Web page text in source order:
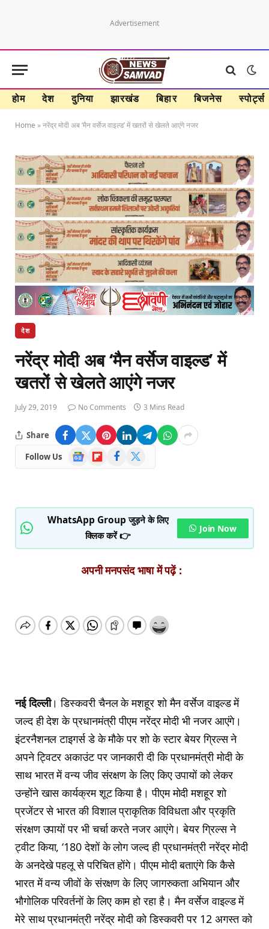
Advertisement
होम देश दुनिया झारखंड बिहार बिजनेस स्पोर्ट्स
Home »नरेंद्र मोदी अब ‘मैन वर्सेज वाइल्ड’ में खतरों से खेलते आएंगे नजर
देश
नरेंद्र मोदी अब ‘मैन वर्सेज वाइल्ड’ में
खतरों से खेलते आएंगे नजर
July 29, 2019 No Comments 3 Mins Read
Share
Follow Us
Google
News
FlipboardFacebook
WhatsApp Group जुड़ने के लिए
क्लिक करें 👉
Join Now
अपनी मनपसंद भाषा में पढ़ें :
नई दिल्ली। डिस्कवरी चैनल के मशहूर शो मैन वर्सेज वाइल्ड में
जल्द ही देश के प्रधानमंत्री पीएम नरेंद्र मोदी भी नजर आएंगे।
इंटरनैशनल टाइगर्स डे के मौके पर शो के स्टार बेयर ग्रिल्स ने
अपने ट्विटर अकाउंट पर जानकारी दी कि प्रधानमंत्री मोदी के
साथ भारत में वन्य जीव संरक्षण के लिए किए उपायों को लेकर
उन्होंने खास कार्यक्रम शूट किया है। पीएम मोदी मशहूर शो
प्रजेंटर से भारत की विशाल प्राकृतिक विविधता और प्रकृति
संरक्षण उपायों पर भी चर्चा करते नजर आएंगे। बेयर ग्रिल्स ने
ट्वीट किया, ‘180 देशों के लोग जल्द ही प्रधानमंत्री नरेंद्र मोदी
के अनदेखे पहलू से परिचित होंगे। पीएम मोदी बताएंगे कि कैसे
भारत में वन्य जीवों के संरक्षण के लिए जागरुकता अभियान और
भौगोलिक परिवर्तनों के लिए काम हो रहा है। मैन वर्सेज वाइल्ड में
मेरे साथ प्रधानमंत्री नरेंद्र मोदी को डिस्कवरी पर 12 अगस्त को